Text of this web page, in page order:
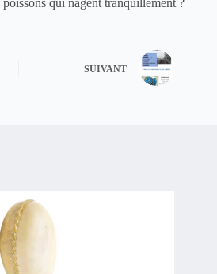
qui nagent tranquillement ?
SUIVANT